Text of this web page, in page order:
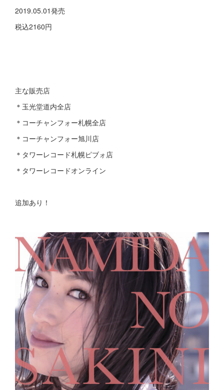
2019.05.01発売
税込2160円
主な販売店
＊玉光堂道内全店
＊コーチャンフォー札幌全店
＊コーチャンフォー旭川店
＊タワーレコード札幌ピブォ店
＊タワーレコードオンライン
追加あり！